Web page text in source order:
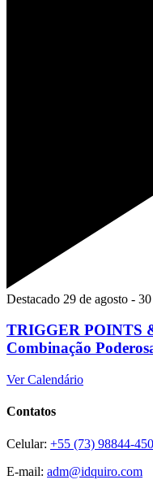
Destacado 29 de agosto -
TRIGGER POINTS
Combinação
Ver Calendário
Contatos
Celular: +55 (73) 98844-
E-mail: adm@idquiro.com